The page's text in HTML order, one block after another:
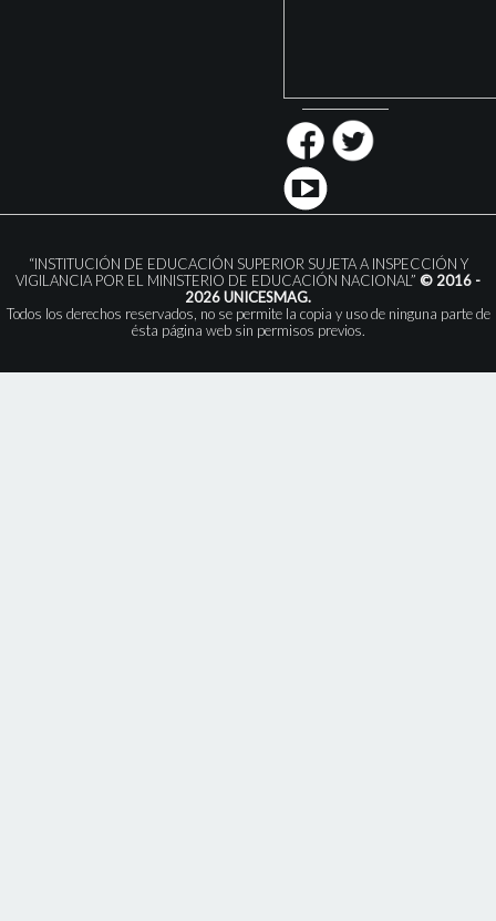
“INSTITUCIÓN DE EDUCACIÓN SUPERIOR SUJETA A INSPECCIÓN Y
VIGILANCIA POR EL MINISTERIO DE EDUCACIÓN NACIONAL” © 2016 -
2026 UNICESMAG.
Todos los derechos reservados, no se permite la copia y uso de ninguna parte de
ésta página web sin permisos previos.